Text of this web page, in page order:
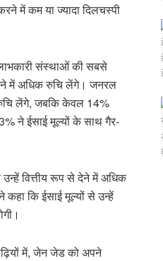
में कम या ज्यादा दिलचस्पी
संस्थाओं की सबसे
में अधिक रुचि लेंगे। जनरल
लेंगे, जबकि केवल 14%
ने ईसाई मूल्यों के साथ गैर-
वित्तीय रूप से देने में अधिक
कि ईसाई मूल्यों से उन्हें
में, जेन जेड को अपने